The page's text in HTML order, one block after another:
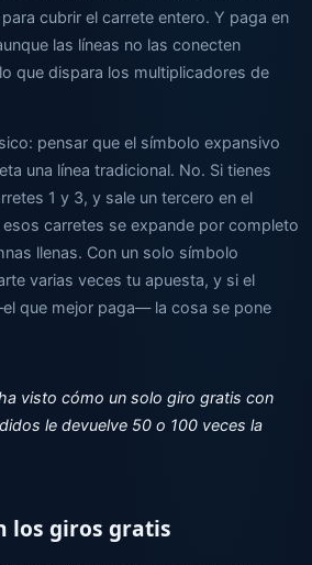
cubrir el carrete entero. Y paga en
las líneas no las conecten
que dispara los multiplicadores de
pensar que el símbolo expansivo
una línea tradicional. No. Si tienes
1 y 3, y sale un tercero en el
carretes se expande por completo
llenas. Con un solo símbolo
varias veces tu apuesta, y si el
que mejor paga— la cosa se pone
visto cómo un solo giro gratis con
le devuelve 50 o 100 veces la
los giros gratis